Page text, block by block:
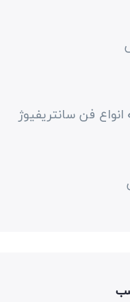
فن سانتریفیوژ